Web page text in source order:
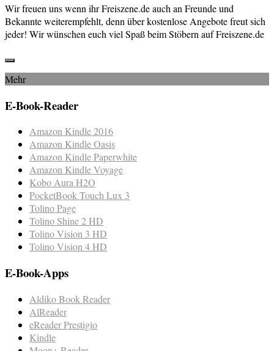
Wir freuen uns wenn ihr Freiszene.de auch an Freunde und
Bekannte weiterempfehlt, denn über kostenlose Angebote freut sich
jeder! Wir wünschen euch viel Spaß beim Stöbern auf Freiszene.de
Mehr
E-Book-Reader
Amazon Kindle 2016
Amazon Kindle Oasis
Amazon Kindle Paperwhite
Amazon Kindle Voyage
Kobo Aura H2O
PocketBook Touch Lux 3
Tolino Page
Tolino Shine 2 HD
Tolino Vision 3 HD
Tolino Vision 4 HD
E-Book-Apps
Aldiko Book Reader
AlReader
eReader Prestigio
Kindle